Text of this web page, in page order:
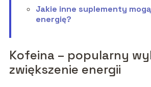
Jakie inne suplementy
energię?
Kofeina – popularny
zwiększenie energii